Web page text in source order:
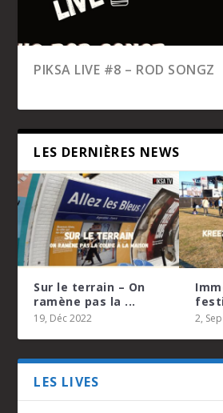
PIKSA LIVE #8 – ROD SONGZ
PIKSA LIVE #7 – KEURTA
SUR LE TERRAIN – ON
À LA MAISON
PIKSA LIVE #6 – ULTRA
PIKSA LIVE #5 – CHAKALITO
PIKSA LIVE #4 – YANSLO
LES DERNIÈRES NEWS
Sur le terrain – On
ramène pas la ...
19, Déc 2022 2,
LES LIVES